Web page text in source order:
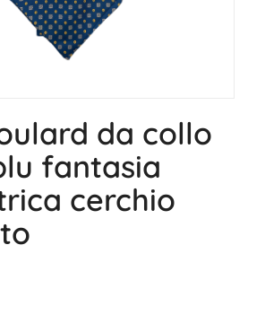
da collo
fantasia
cerchio